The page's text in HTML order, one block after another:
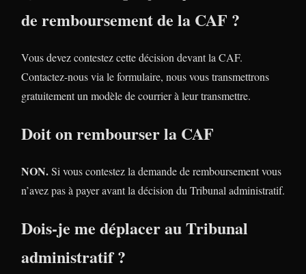
de remboursement de la CAF ?
Vous devez contestez cette décision devant la CAF.
Contactez-nous via le formulaire, nous vous transmettrons
gratuitement un modèle de courrier à leur transmettre.
Doit on rembourser la CAF
NON.Si vous contestez la demande de remboursement vous
n’avez pas à payer avant la décision du Tribunal administratif.
Dois-je me déplacer au Tribunal
administratif ?